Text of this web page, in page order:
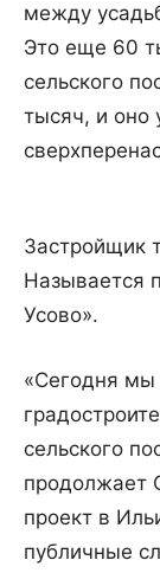
между
Это еще 60
сельского
тысяч, и оно
Застройщик
Называется
Усово».
«Сегодня мы
сельского
продолжает
проект в
публичные